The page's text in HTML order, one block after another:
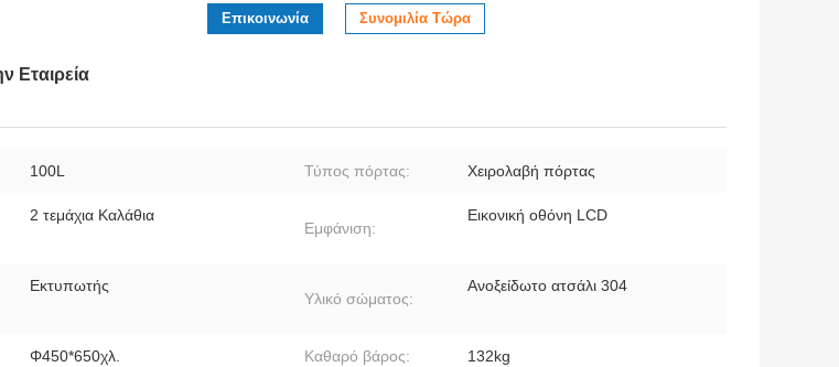
Επικοινωνία Συνομιλία Τώρα
Εταιρεία
100L Τύπος πόρτας: Χειρολαβή πόρτας
2 τεμάχια Καλάθια
Εμφάνιση:
Εικονική οθόνη LCD
Εκτυπωτής
Υλικό σώματος:
Ανοξείδωτο ατσάλι 304
Φ450*650χλ. Καθαρό βάρος: 132kg